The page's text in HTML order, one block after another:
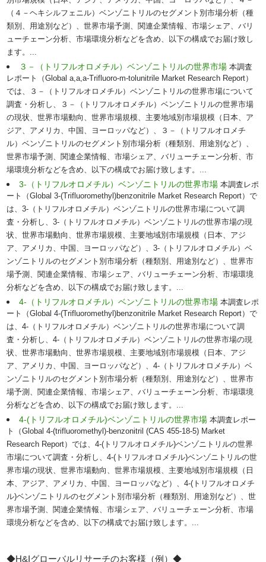
（４－ヘキシルフェニル）ベンゾニトリルのセグメント別市場分析（種
類別、用途別など）、世界市場予測、関連企業情報、市場シェア、バリ
ューチェーン分析、市場環境分析などを含め、以下の構成でお届け致し
ます。...
３－（トリフルオロメチル）ベンゾニトリルの世界市場本調査
レポート（Global a,a,a-Trifluoro-m-tolunitrile Market Research Report）
では、３－（トリフルオロメチル）ベンゾニトリルの世界市場について
調査・分析し、３－（トリフルオロメチル）ベンゾニトリルの世界市場
の現状、世界市場動向、世界市場規模、主要地域別市場規模（日本、ア
ジア、アメリカ、中国、ヨーロッパなど）、３－（トリフルオロメチ
ル）ベンゾニトリルのセグメント別市場分析（種類別、用途別など）、
世界市場予測、関連企業情報、市場シェア、バリューチェーン分析、市
場環境分析などを含め、以下の構成でお届け致します。...
3-（トリフルオロメチル）ベンゾニトリルの世界市場本調査レポ
ート（Global 3-(Trifluoromethyl)benzonitrile Market Research Report）で
は、3-（トリフルオロメチル）ベンゾニトリルの世界市場について調
査・分析し、3-（トリフルオロメチル）ベンゾニトリルの世界市場の現
状、世界市場動向、世界市場規模、主要地域別市場規模（日本、アジ
ア、アメリカ、中国、ヨーロッパなど）、3-（トリフルオロメチル）ベ
ンゾニトリルのセグメント別市場分析（種類別、用途別など）、世界市
場予測、関連企業情報、市場シェア、バリューチェーン分析、市場環境
分析などを含め、以下の構成でお届け致します。...
4-（トリフルオロメチル）ベンゾニトリルの世界市場本調査レポ
ート（Global 4-(Trifluoromethyl)benzonitrile Market Research Report）で
は、4-（トリフルオロメチル）ベンゾニトリルの世界市場について調
査・分析し、4-（トリフルオロメチル）ベンゾニトリルの世界市場の現
状、世界市場動向、世界市場規模、主要地域別市場規模（日本、アジ
ア、アメリカ、中国、ヨーロッパなど）、4-（トリフルオロメチル）ベ
ンゾニトリルのセグメント別市場分析（種類別、用途別など）、世界市
場予測、関連企業情報、市場シェア、バリューチェーン分析、市場環境
分析などを含め、以下の構成でお届け致します。...
4-(トリフルオロメチル)ベンゾニトリルの世界市場本調査レポー
ト（Global 4-(trifluoromethyl)-benzonitril (CAS 455-18-5) Market
Research Report）では、4-(トリフルオロメチル)ベンゾニトリルの世界
市場について調査・分析し、4-(トリフルオロメチル)ベンゾニトリルの世
界市場の現状、世界市場動向、世界市場規模、主要地域別市場規模（日
本、アジア、アメリカ、中国、ヨーロッパなど）、4-(トリフルオロメチ
ル)ベンゾニトリルのセグメント別市場分析（種類別、用途別など）、世
界市場予測、関連企業情報、市場シェア、バリューチェーン分析、市場
環境分析などを含め、以下の構成でお届け致します。...
◆H&Iグローバルリサーチのお客様（例）◆